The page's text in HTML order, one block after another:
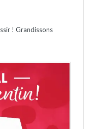
! Grandissons